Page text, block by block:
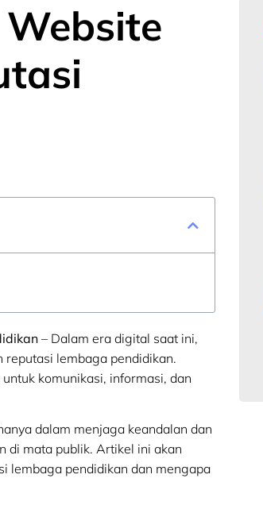
– Dalam era digital saat ini,
lembaga pendidikan.
komunikasi, informasi, dan
dalam menjaga keandalan dan
di mata publik. Artikel ini akan
lembaga pendidikan dan mengapa